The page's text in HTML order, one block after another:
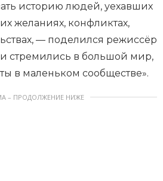
историю людей, уехавших
желаниях, конфликтах,
— поделился режиссёр
стремились в большой мир,
в маленьком сообществе».
– ПРОДОЛЖЕНИЕ НИЖЕ